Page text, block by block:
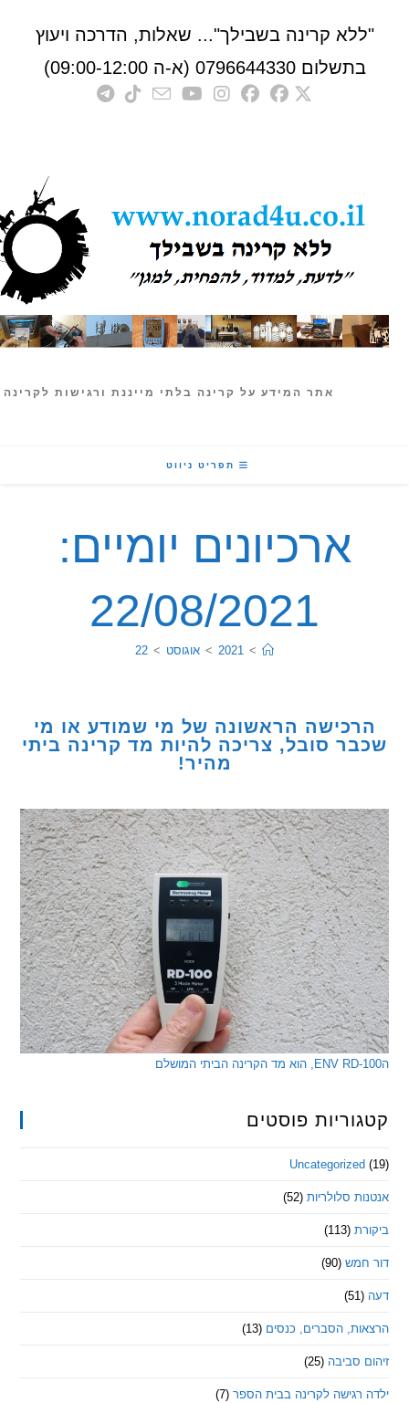
קרינה בשבילך"... שאלות, הדרכה ויעוץ
0796644330 (א-ה 09:00-12:00)
אתר המידע על קרינה בלתי מייננת ורגישות לקרינה
תפריט ניווט
ארכיונים יומיים:
22/08/2021
2021
> אוגוסט >
22
הראשונה של מי שמודע או מי
סובל, צריכה להיות מד קרינה ביתי
מהיר!
פוסטים
סלולריות (52)
(90)
הסברים, כנסים (13)
סביבה (25)
לקרינה בבית הספר (7)